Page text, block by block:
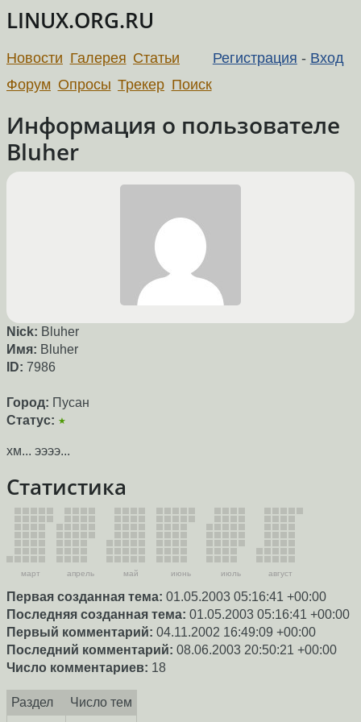
LINUX.ORG.RU
Регистрация - Вход
Новости Галерея Статьи
Форум Опросы Трекер Поиск
Информация о пользователе
Bluher
Nick: Bluher
Имя: Bluher
ID: 7986
Город: Пусан
Статус: ★
хм... ээээ...
Статистика
март апрель май июнь июль август
Первая созданная тема: 01.05.2003 05:16:41 +00:00
Последняя созданная тема: 01.05.2003 05:16:41 +00:00
Первый комментарий: 04.11.2002 16:49:09 +00:00
Последний комментарий: 08.06.2003 20:50:21 +00:00
Число комментариев: 18
Раздел
Число тем